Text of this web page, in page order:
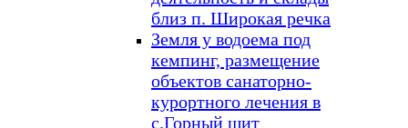
близ п. Широкая речка
Земля у водоема под
кемпинг, размещение
объектов санаторно-
курортного лечения в
с.Горный щит